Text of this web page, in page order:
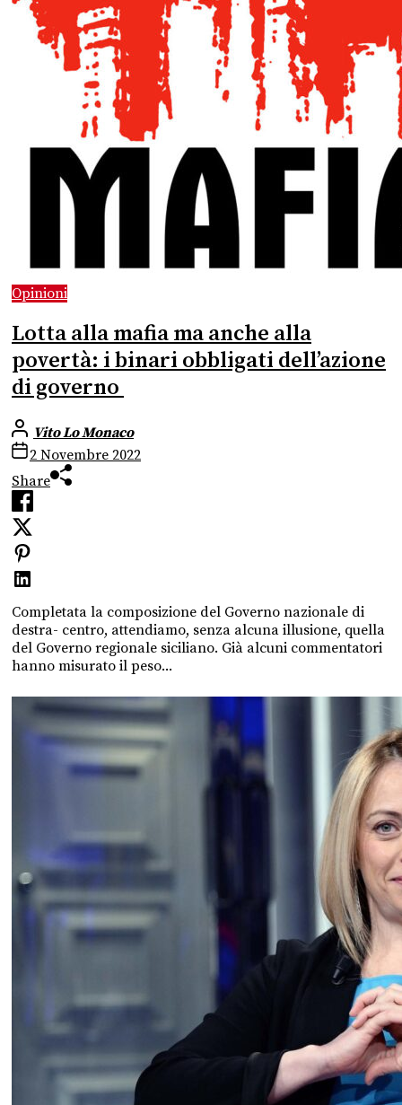
Opinioni
Lotta alla mafia ma anche alla
povertà: i binari obbligati dell’azione
di governo
Vito Lo Monaco
2 Novembre 2022
Share
Completata la composizione del Governo nazionale di
destra- centro, attendiamo, senza alcuna illusione, quella
del Governo regionale siciliano. Già alcuni commentatori
hanno misurato il peso...